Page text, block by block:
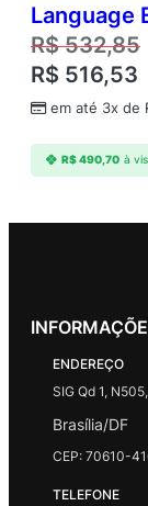
Language
R$532,85
R$ 516,53
em até 3x de
R$490,70 à
ENDEREÇO
SIG Qd 1,
Brasília/DF
CEP: 70610-
TELEFONE